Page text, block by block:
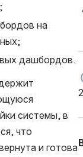
на
дашбордов.
системы, в
что
и готова